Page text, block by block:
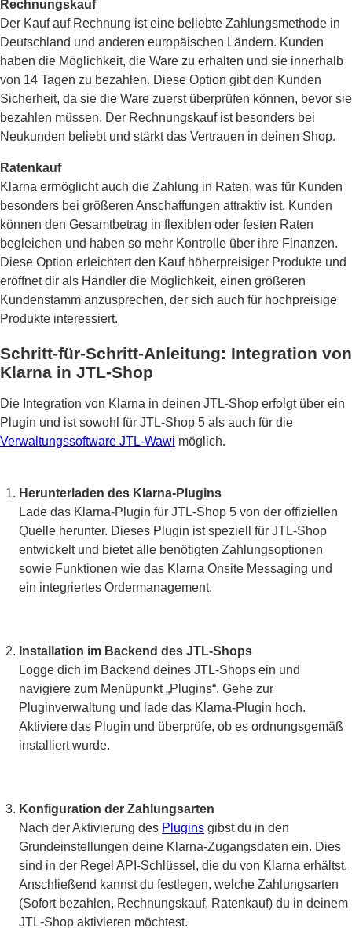
Rechnungskauf
Der Kauf auf Rechnung ist eine beliebte Zahlungsmethode in
Deutschland und anderen europäischen Ländern. Kunden
haben die Möglichkeit, die Ware zu erhalten und sie innerhalb
von 14 Tagen zu bezahlen. Diese Option gibt den Kunden
Sicherheit, da sie die Ware zuerst überprüfen können, bevor sie
bezahlen müssen. Der Rechnungskauf ist besonders bei
Neukunden beliebt und stärkt das Vertrauen in deinen Shop.
Ratenkauf
Klarna ermöglicht auch die Zahlung in Raten, was für Kunden
besonders bei größeren Anschaffungen attraktiv ist. Kunden
können den Gesamtbetrag in flexiblen oder festen Raten
begleichen und haben so mehr Kontrolle über ihre Finanzen.
Diese Option erleichtert den Kauf höherpreisiger Produkte und
eröffnet dir als Händler die Möglichkeit, einen größeren
Kundenstamm anzusprechen, der sich auch für hochpreisige
Produkte interessiert.
Schritt-für-Schritt-Anleitung: Integration von
Klarna in JTL-Shop
Die Integration von Klarna in deinen JTL-Shop erfolgt über ein
Plugin und ist sowohl für JTL-Shop 5 als auch für die
Verwaltungssoftware JTL-Wawi möglich.
Herunterladen des Klarna-Plugins
Lade das Klarna-Plugin für JTL-Shop 5 von der offiziellen
Quelle herunter. Dieses Plugin ist speziell für JTL-Shop
entwickelt und bietet alle benötigten Zahlungsoptionen
sowie Funktionen wie das Klarna Onsite Messaging und
ein integriertes Ordermanagement.
Installation im Backend des JTL-Shops
Logge dich im Backend deines JTL-Shops ein und
navigiere zum Menüpunkt „Plugins“. Gehe zur
Pluginverwaltung und lade das Klarna-Plugin hoch.
Aktiviere das Plugin und überprüfe, ob es ordnungsgemäß
installiert wurde.
Konfiguration der Zahlungsarten
Nach der Aktivierung des Plugins gibst du in den
Grundeinstellungen deine Klarna-Zugangsdaten ein. Dies
sind in der Regel API-Schlüssel, die du von Klarna erhältst.
Anschließend kannst du festlegen, welche Zahlungsarten
(Sofort bezahlen, Rechnungskauf, Ratenkauf) du in deinem
JTL-Shop aktivieren möchtest.